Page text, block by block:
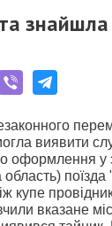
знайшла
виявити
оформлення у
купе
вказане